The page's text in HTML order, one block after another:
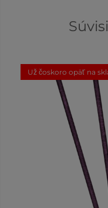
Už čoskoro opäť na